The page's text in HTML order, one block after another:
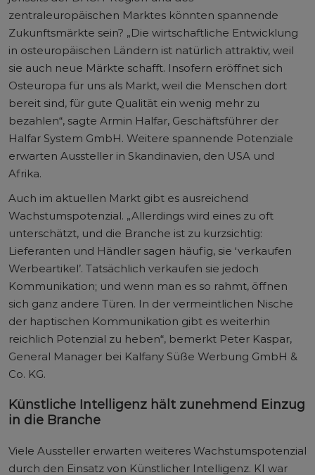
zentraleuropäischen Marktes könnten spannende
Zukunftsmärkte sein? „Die wirtschaftliche Entwicklung
in osteuropäischen Ländern ist natürlich attraktiv, weil
sie auch neue Märkte schafft. Insofern eröffnet sich
Osteuropa für uns als Markt, weil die Menschen dort
bereit sind, für gute Qualität ein wenig mehr zu
bezahlen“, sagte Armin Halfar, Geschäftsführer der
Halfar System GmbH. Weitere spannende Potenziale
erwarten Aussteller in Skandinavien, den USA und
Afrika.
Auch im aktuellen Markt gibt es ausreichend
Wachstumspotenzial. „Allerdings wird eines zu oft
unterschätzt, und die Branche ist zu kurzsichtig:
Lieferanten und Händler sagen häufig, sie ‘verkaufen
Werbeartikel’. Tatsächlich verkaufen sie jedoch
Kommunikation; und wenn man es so rahmt, öffnen
sich ganz andere Türen. In der vermeintlichen Nische
der haptischen Kommunikation gibt es weiterhin
reichlich Potenzial zu heben“, bemerkt Peter Kaspar,
General Manager bei Kalfany Süße Werbung GmbH &
Co. KG.
Künstliche Intelligenz hält zunehmend Einzug
in die Branche
Viele Aussteller erwarten weiteres Wachstumspotenzial
durch den Einsatz von Künstlicher Intelligenz. KI war